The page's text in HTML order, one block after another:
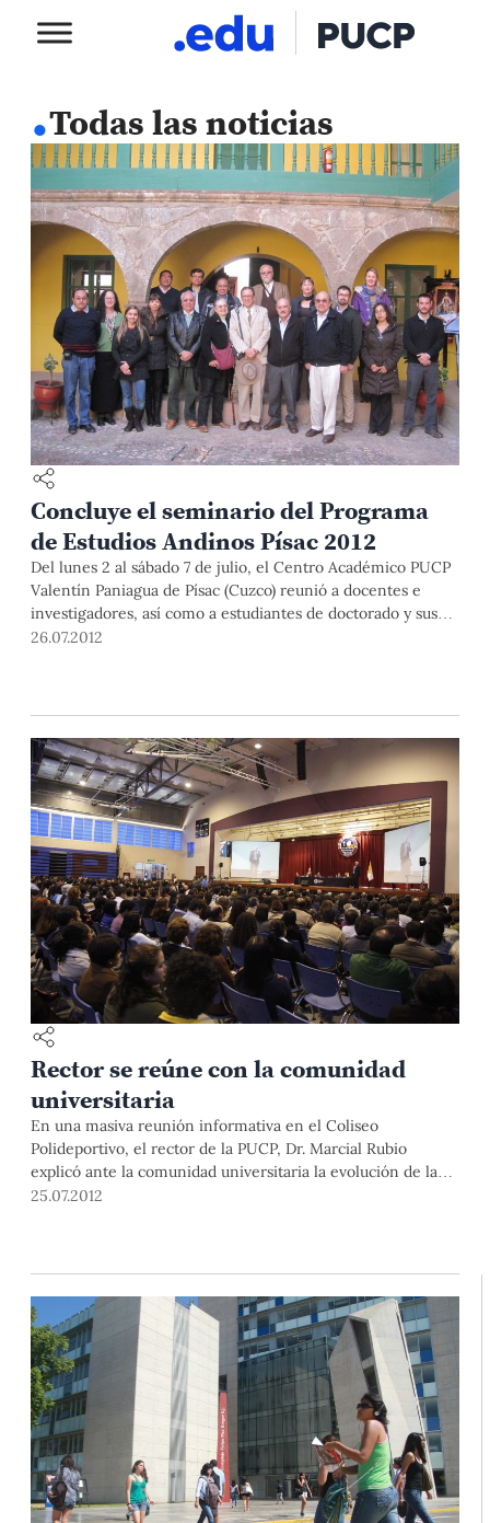
.Todas las noticias
Concluye el seminario del Programa
de Estudios Andinos Písac 2012
Del lunes 2 al sábado 7 de julio, el Centro Académico PUCP
Valentín Paniagua de Písac (Cuzco) reunió a docentes e
investigadores, así como a estudiantes de doctorado y sus
asesores como parte de los seminarios del Programa de
26.07.2012
Rector se reúne con la comunidad
universitaria
En una masiva reunión informativa en el Coliseo
Polideportivo, el rector de la PUCP, Dr. Marcial Rubio
explicó ante la comunidad universitaria la evolución de la
relación entre nuestra Universidad y la Iglesia Católica, y
25.07.2012